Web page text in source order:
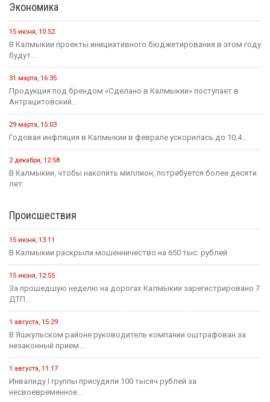
Экономика
15 июня, 10:52
В Калмыкии проекты инициативного бюджетирования в этом году
будут...
31 марта, 16:35
Продукция под брендом «Сделано в Калмыкии» поступает в
Антрацитовский...
29 марта, 15:03
Годовая инфляция в Калмыкии в феврале ускорилась до 10,4...
2 декабря, 12:58
В Калмыкии, чтобы накопить миллион, потребуется более десяти
лет.
Происшествия
15 июня, 13:11
В Калмыкии раскрыли мошенничество на 650 тыс. рублей
15 июня, 12:55
За прошедшую неделю на дорогах Калмыкии зарегистрировано 7
ДТП...
1 августа, 15:29
В Яшкульском районе руководитель компании оштрафован за
незаконный прием...
1 августа, 11:17
Инвалиду I группы присудили 100 тысяч рублей за
несвоевременное...